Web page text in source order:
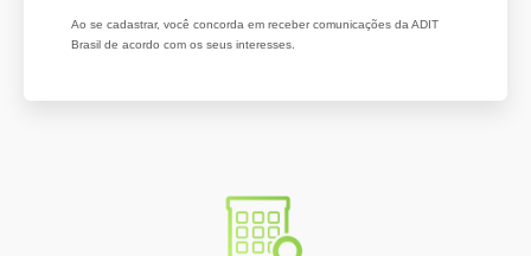
Ao se cadastrar, você concorda em receber comunicações da ADIT
Brasil de acordo com os seus interesses.